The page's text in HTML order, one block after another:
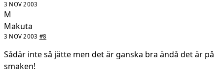
3 NOV 2003
M
Makuta
3 NOV 2003 #8
Sådär inte så jätte men det är ganska bra ändå det är på
smaken!